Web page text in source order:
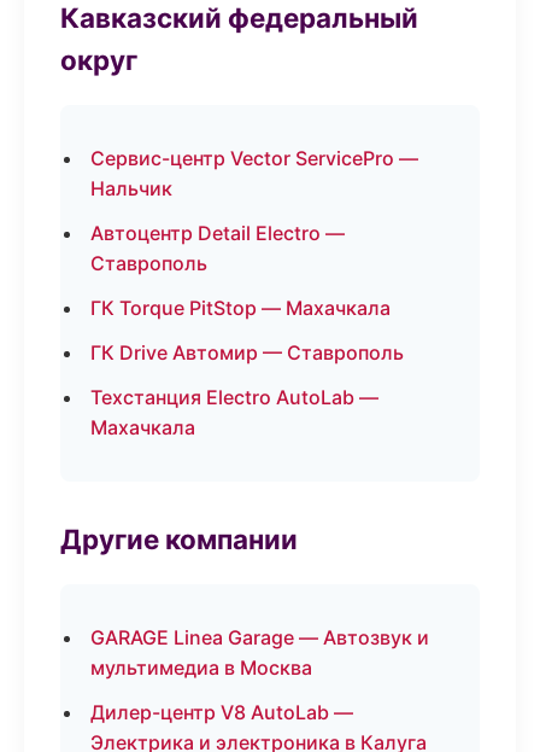
Кавказский федеральный
округ
Сервис-центр Vector ServicePro —
Нальчик
Автоцентр Detail Electro —
Ставрополь
ГК Torque PitStop — Махачкала
ГК Drive Автомир — Ставрополь
Техстанция Electro AutoLab —
Махачкала
Другие компании
GARAGE Linea Garage — Автозвук и
мультимедиа в Москва
Дилер-центр V8 AutoLab —
Электрика и электроника в Калуга